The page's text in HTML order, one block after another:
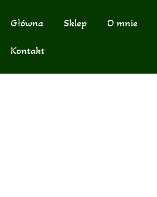
Główna Sklep O mnie
Kontakt